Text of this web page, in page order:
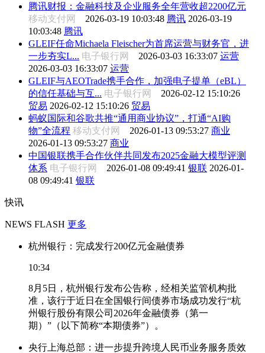
腾讯财报：金融科技及企业服务全年营收超2200亿元
移动支付网 2026-03-19 10:03:48 腾讯 2026-03-19
10:03:48 腾讯
GLEIF任命Michaela Fleischer为首席运营与财务官，进
一步夯实L... 电子银行网 2026-03-03 16:33:07 运营
2026-03-03 16:33:07 运营
GLEIF与AEOTrade携手合作，加强电子提单（eBL）
的信任基础与互... 电子银行网 2026-02-12 15:10:26
贸易 2026-02-12 15:10:26 贸易
蚂蚁国际和谷歌共推“通用商业协议”，打通“AI购
物”全流程 移动支付网 2026-01-13 09:53:27 商业
2026-01-13 09:53:27 商业
中国银联携手合作伙伴共同发布2025金融大模型评测
体系 电子银行网 2026-01-08 09:49:41 银联 2026-01-
08 09:49:41 银联
快讯
NEWS FLASH 更多
杭州银行：完成发行200亿元金融债券
10:34
8月5日，杭州银行发布公告称，经相关监管机构批
准，该行于近日在全国银行间债券市场成功发行“杭
州银行股份有限公司2026年金融债券（第一
期）”（以下简称“本期债券”）。
央行上海总部：进一步提升跨境人民币业务服务质效